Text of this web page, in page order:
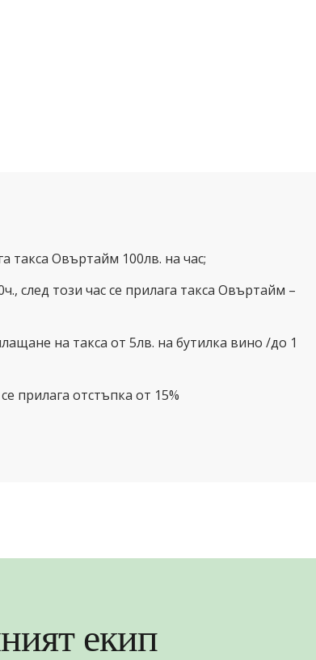
такса Овъртайм 100лв. на час;
след този час се прилага такса Овъртайм –
на такса от 5лв. на бутилка вино /до 1
прилага отстъпка от 15%
екип